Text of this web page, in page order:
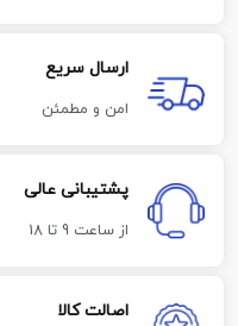
ارسال سریع
امن و مطمئن
پشتیبانی عالی
از ساعت 9 تا 18
اصالت کالا